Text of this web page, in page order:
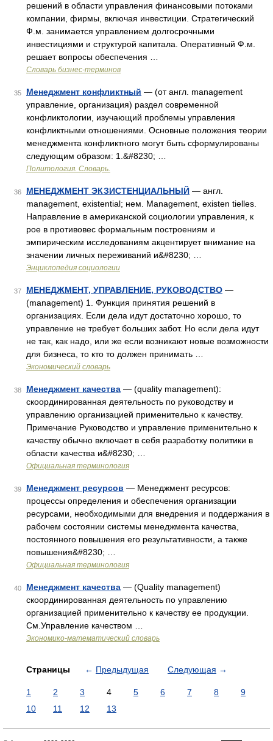
решений в области управления финансовыми потоками
компании, фирмы, включая инвестиции. Стратегический
Ф.м. занимается управлением долгосрочными
инвестициями и структурой капитала. Оперативный Ф.м.
решает вопросы обеспечения …
Словарь бизнес-терминов
35 Менеджмент конфликтный — (от англ. management
управление, организация) раздел со­временной
конфликтологии, изучающий проблемы управления
конфликтными отношениями. Основные положения теории
менеджмента конфликтного могут быть сформулиро­ваны
следующим образом: 1.&#8230; …
Политология. Словарь.
36 МЕНЕДЖМЕНТ ЭКЗИСТЕНЦИАЛЬНЫЙ — англ.
management, existential; нем. Management, existen tielles.
Направление в американской социологии управления, к
рое в противовес формальным построениям и
эмпирическим исследованиям акцентирует внимание на
значении личных переживаний и&#8230; …
Энциклопедия социологии
37 МЕНЕДЖМЕНТ, УПРАВЛЕНИЕ, РУКОВОДСТВО —
(management) 1. Функция принятия решений в
организациях. Если дела идут достаточно хорошо, то
управление не требует больших забот. Но если дела идут
не так, как надо, или же если возникают новые возможности
для бизнеса, то кто то должен принимать …
Экономический словарь
38 Менеджмент качества — (quality management):
скоординированная деятельность по руководству и
управлению организацией применительно к качеству.
Примечание Руководство и управление применительно к
качеству обычно включает в себя разработку политики в
области качества и&#8230; …
Официальная терминология
39 Менеджмент ресурсов — Менеджмент ресурсов:
процессы определения и обеспечения организации
ресурсами, необходимыми для внедрения и поддержания в
рабочем состоянии системы менеджмента качества,
постоянного повышения его результативности, а также
повышения&#8230; …
Официальная терминология
40 Менеджмент качества — (Quality management)
скоординированная деятельность по управлению
организацией применительно к качеству ее продукции.
См.Управление качеством …
Экономико-математический словарь
Страницы ← Предыдущая Следующая →
1 2 3 4 5 6 7 8
9
10
11 12 13